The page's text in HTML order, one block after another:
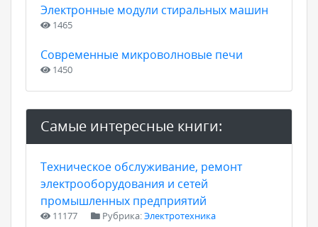
Электронные модули стиральных машин
1465
Современные микроволновые печи
1450
Самые интересные книги:
Техническое обслуживание, ремонт
электрооборудования и сетей
промышленных предприятий
11177 Рубрика:Электротехника